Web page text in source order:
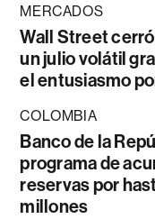
MERCADOS
Wall Street
un julio volátil
el entusiasmo
COLOMBIA
Banco de la
programa de
reservas por
millones